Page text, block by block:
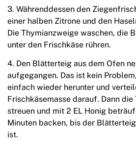
3. Währenddessen den
einer halben Zitrone und den
Die Thymianzweige waschen, die
unter den Frischkäse rühren.
4. Den Blätterteig aus dem Ofen
aufgegangen. Das ist kein
einfach wieder herunter und
Frischkäsemasse darauf. Dann
streuen und mit 2 EL Honig
Minuten backen, bis der
ist.